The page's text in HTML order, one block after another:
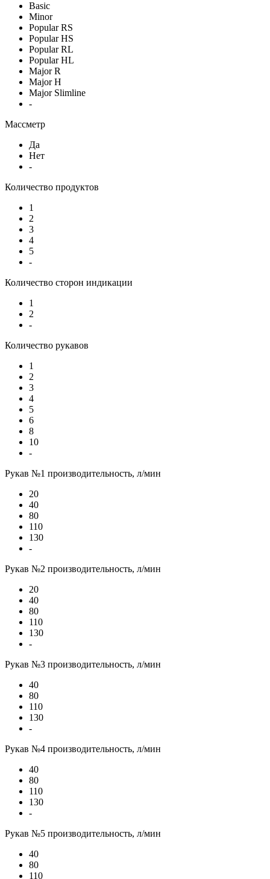
Basic
Minor
Popular RS
Popular HS
Popular RL
Popular HL
Major R
Major H
Major Slimline
-
Массметр
Да
Нет
-
Количество продуктов
1
2
3
4
5
-
Количество сторон индикации
1
2
-
Количество рукавов
1
2
3
4
5
6
8
10
-
Рукав №1 производительность, л/мин
20
40
80
110
130
-
Рукав №2 производительность, л/мин
20
40
80
110
130
-
Рукав №3 производительность, л/мин
40
80
110
130
-
Рукав №4 производительность, л/мин
40
80
110
130
-
Рукав №5 производительность, л/мин
40
80
110